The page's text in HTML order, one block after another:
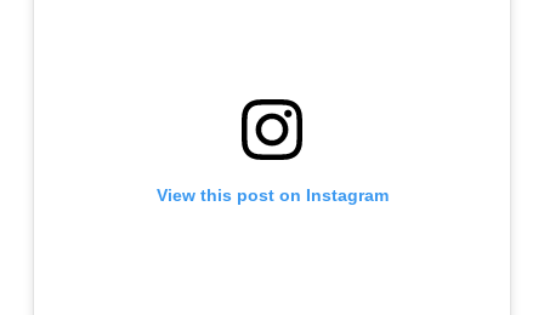
View this post on Instagram